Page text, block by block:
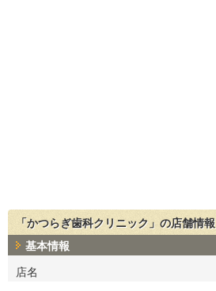
「かつらぎ歯科クリニック」の店舗情報
基本情報
店名